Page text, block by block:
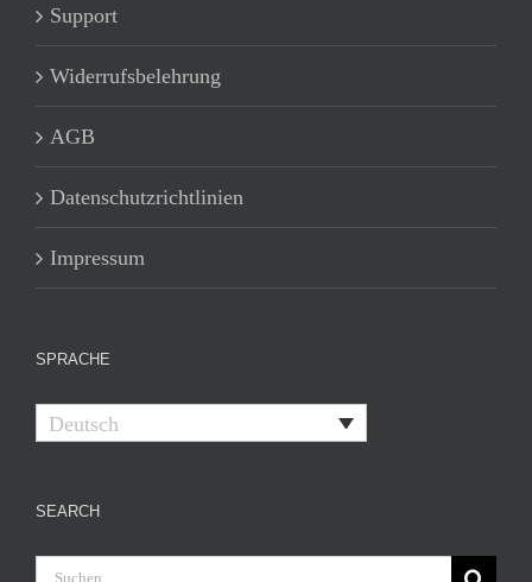
Support
Widerrufsbelehrung
AGB
Datenschutzrichtlinien
Impressum
SPRACHE
Deutsch
SEARCH
Suche